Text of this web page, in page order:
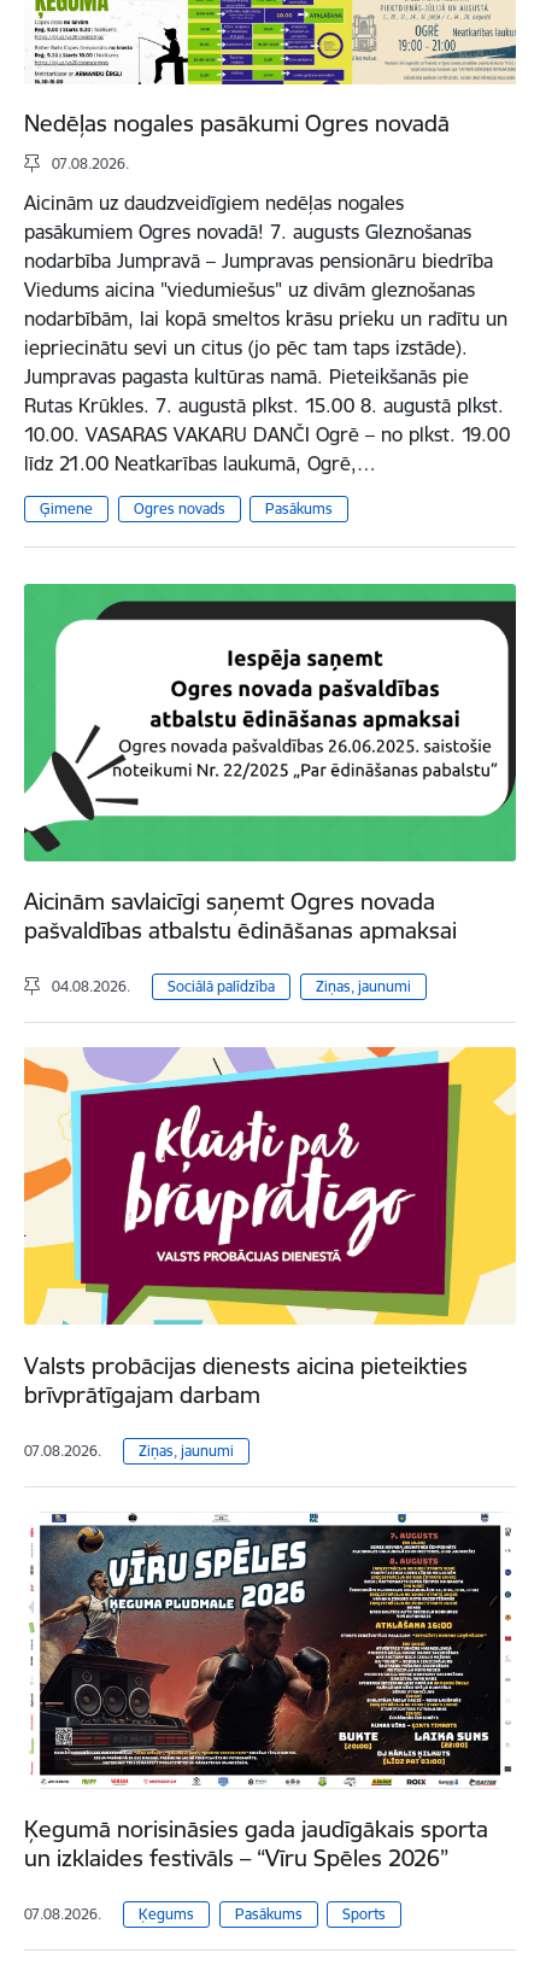
Nedēļas nogales pasākumi Ogres novadā
07.08.2026.
Aicinām uz daudzveidīgiem nedēļas nogales
pasākumiem Ogres novadā! 7. augusts Gleznošanas
nodarbība Jumpravā – Jumpravas pensionāru biedrība
Viedums aicina "viedumiešus" uz divām gleznošanas
nodarbībām, lai kopā smeltos krāsu prieku un radītu un
iepriecinātu sevi un citus (jo pēc tam taps izstāde).
Jumpravas pagasta kultūras namā. Pieteikšanās pie
Rutas Krūkles. 7. augustā plkst. 15.00 8. augustā plkst.
10.00. VASARAS VAKARU DANČI Ogrē – no plkst. 19.00
līdz 21.00 Neatkarības laukumā, Ogrē,…
Ģimene Ogres novads Pasākums
Aicinām savlaicīgi saņemt Ogres novada
pašvaldības atbalstu ēdināšanas apmaksai
04.08.2026. Sociālā palīdzība Ziņas, jaunumi
Valsts probācijas dienests aicina pieteikties
brīvprātīgajam darbam
07.08.2026. Ziņas, jaunumi
Ķegumā norisināsies gada jaudīgākais sporta
un izklaides festivāls – “Vīru Spēles 2026”
07.08.2026. Ķegums Pasākums Sports